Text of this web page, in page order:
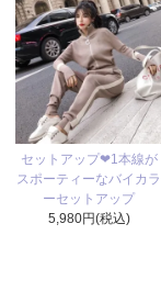
セットアップ❤1本線が
スポーティーなバイカラ
ーセットアップ
5,980円(税込)